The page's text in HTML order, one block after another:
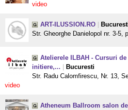
video
ART-ILUSSION.RO
Str. Gheorghe Danielopol nr. 3-5,
Atelierele ILBAH - Cursuri
initiere,...
Bucuresti
Str. Radu Calomfirescu, Nr. 13,
video
Atheneum Ballroom salon